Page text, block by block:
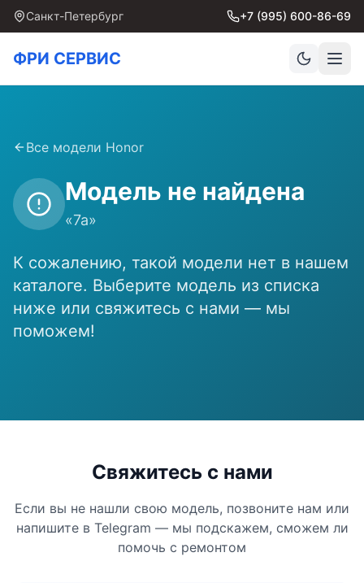
Санкт-Петербург +7 (995) 600-86-69
ФРИ СЕРВИС
Все модели Honor
Модель не найдена
«7a»
К сожалению, такой модели нет в нашем
каталоге. Выберите модель из списка
ниже или свяжитесь с нами — мы
поможем!
Свяжитесь с нами
Если вы не нашли свою модель, позвоните нам или
напишите в Telegram — мы подскажем, сможем ли
помочь с ремонтом